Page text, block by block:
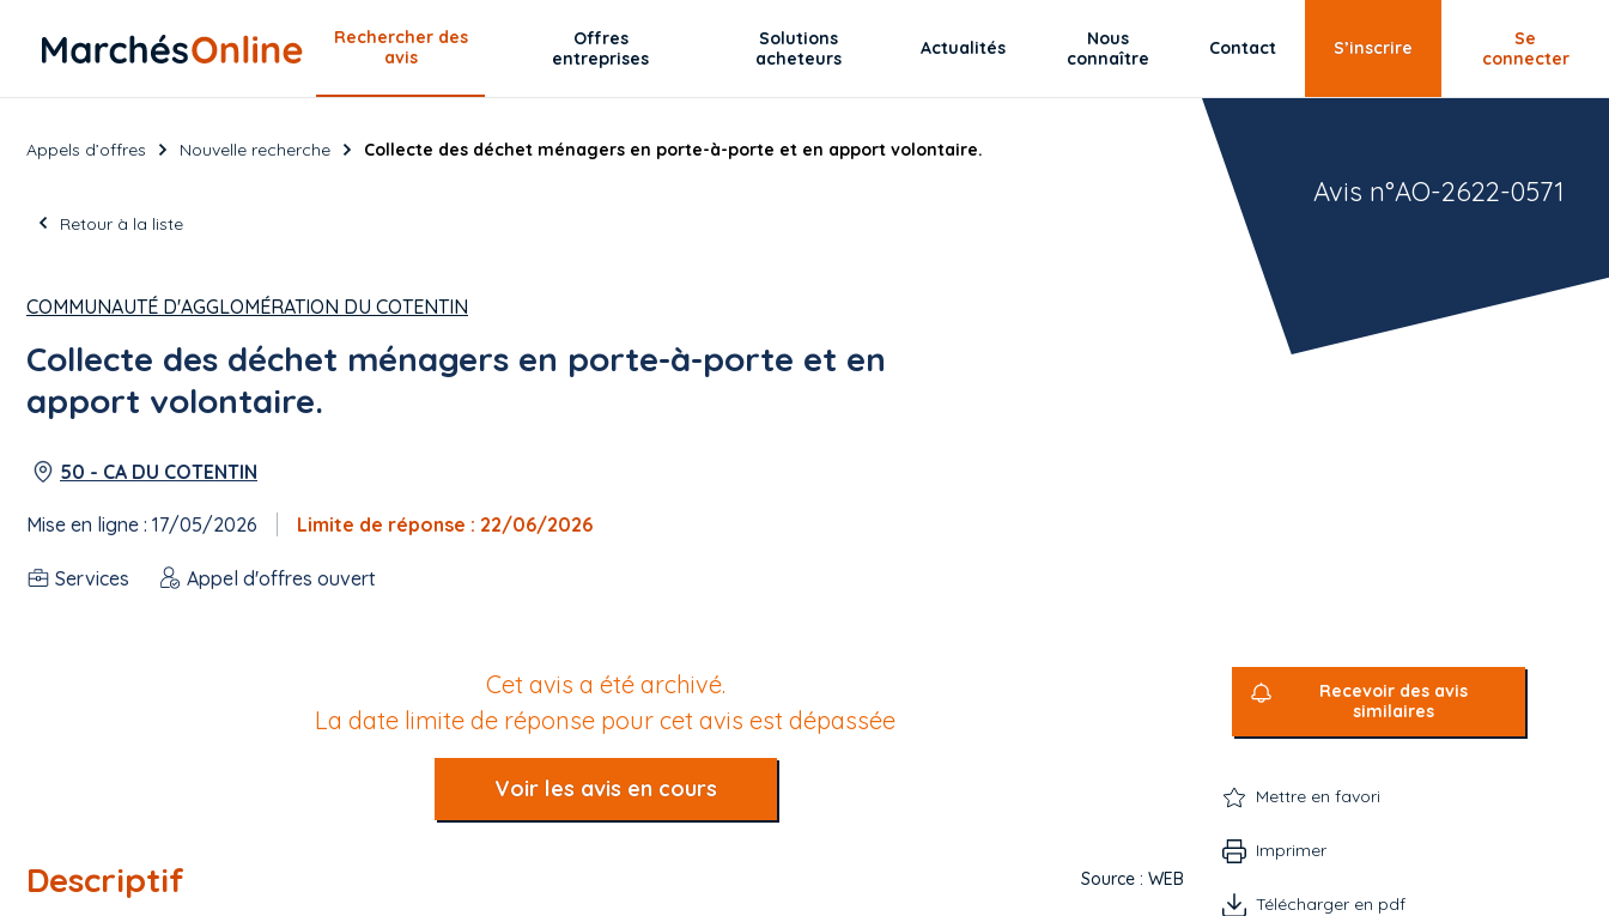
Rechercher des
avis
Offres
entreprises
Solutions
acheteurs
Actualités
Nous
connaître
Contact S’inscrire
Se
connecter
Appels d’offres Nouvelle recherche Collecte des déchet ménagers en porte-à-porte et en apport volontaire.
Retour à la liste
COMMUNAUTÉ D'AGGLOMÉRATION DU COTENTIN
Collecte des déchet ménagers en porte-à-porte et en
apport volontaire.
50 - CA DU COTENTIN
Mise en ligne : 17/05/2026 Limite de réponse : 22/06/2026
Services Appel d'offres ouvert
Avis n°AO-2622-0571
Cet avis a été archivé.
La date limite de réponse pour cet avis est dépassée
Voir les avis en cours
Descriptif Source : WEB
Recevoir des avis
similaires
Mettre en favori
Imprimer
Télécharger en pdf